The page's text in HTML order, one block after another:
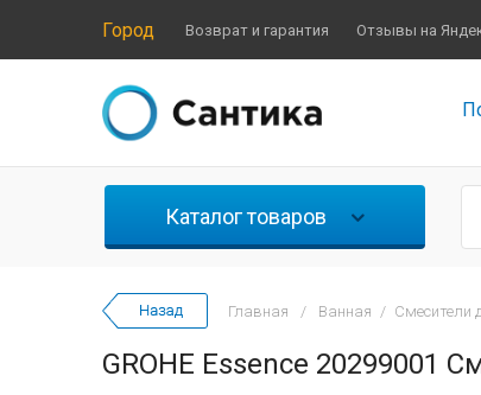
Город Возврат и гарантия Отзывы на
Каталог товаров
Главная / Ванная / Смесители
GROHE Essence 20299001